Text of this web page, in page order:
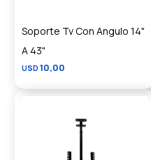
Soporte Tv Con Angulo 14"
A 43"
USD 10,00